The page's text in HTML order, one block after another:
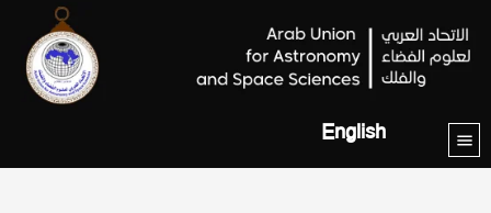
المحتوى
English